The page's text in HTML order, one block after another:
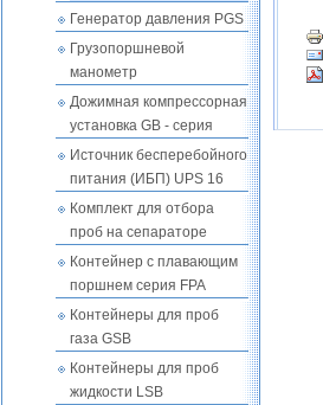
Генератор давления PGS
Грузопоршневой
манометр
Дожимная компрессорная
установка GB - серия
Источник бесперебойного
питания (ИБП) UPS 16
Комплект для отбора
проб на сепараторе
Контейнер с плавающим
поршнем серия FPA
Контейнеры для проб
газа GSB
Контейнеры для проб
жидкости LSB